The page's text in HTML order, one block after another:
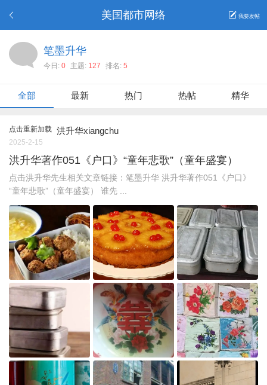
美国都市网络 我要发帖
笔墨升华
今日: 0 主题: 127 排名: 5
全部 最新 热门 热帖 精华
点击重新加载 洪升华xiangchu
2025-2-15
洪升华著作051《户口》“童年悲歌”（童年盛宴）
点击洪升华先生相关文章链接：笔墨升华 洪升华著作051《户口》
“童年悲歌”（童年盛宴） 谁先 ...